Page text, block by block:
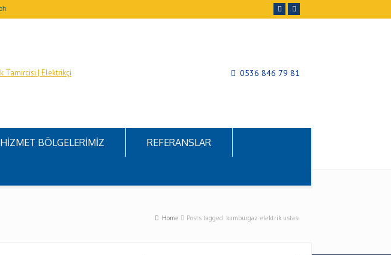
0536 846 79 81
HİZMET BÖLGELERİMİZ REFERANSLAR
Home Posts tagged: kumburgaz elektrik ustası